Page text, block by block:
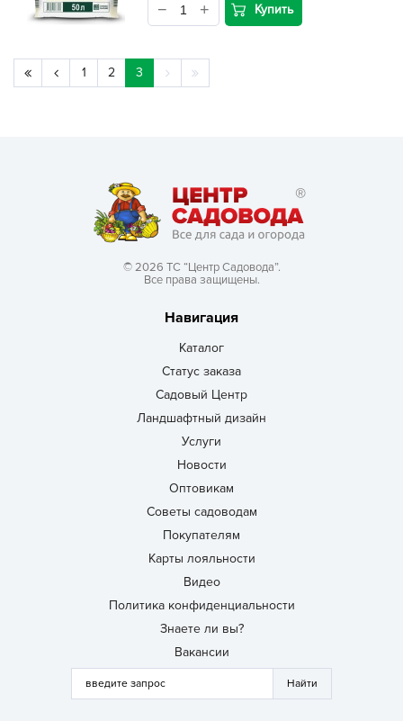
Купить
1 2 3
© 2026 ТС “Центр Садовода”.
Все права защищены.
Навигация
Каталог
Статус заказа
Садовый Центр
Ландшафтный дизайн
Услуги
Новости
Оптовикам
Советы садоводам
Покупателям
Карты лояльности
Видео
Политика конфиденциальности
Знаете ли вы?
Вакансии